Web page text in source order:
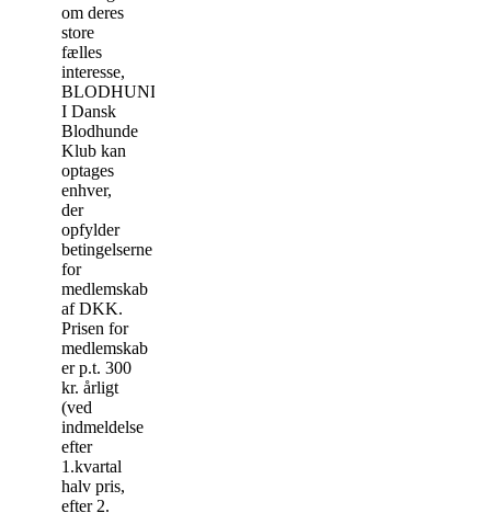
om deres
store
fælles
interesse,
BLODHUNDEN.
I Dansk
Blodhunde
Klub kan
optages
enhver,
der
opfylder
betingelserne
for
medlemskab
af DKK.
Prisen for
medlemskab
er p.t. 300
kr. årligt
(ved
indmeldelse
efter
1.kvartal
halv pris,
efter 2.